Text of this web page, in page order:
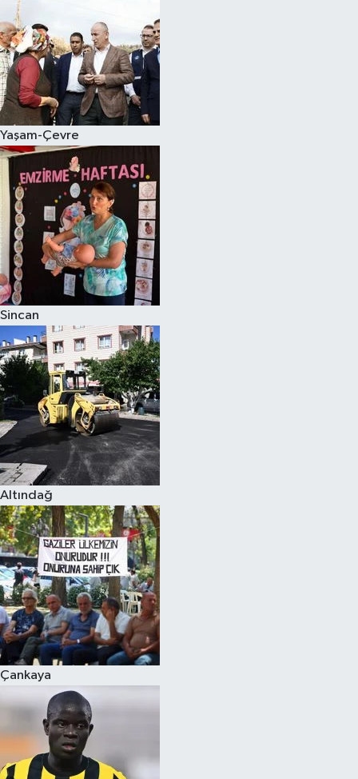
Yaşam-Çevre
Sincan
Altındağ
Çankaya